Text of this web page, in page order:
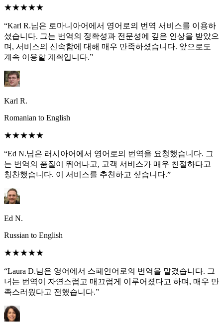
★★★★★
“Karl R.님은 로마니아어에서 영어로의 번역 서비스를 이용하
셨습니다. 그는 번역의 정확성과 전문성에 깊은 인상을 받았으
며, 서비스의 신속함에 대해 매우 만족하셨습니다. 앞으로도
계속 이용할 계획입니다.”
Karl R.
Romanian to English
★★★★★
“Ed N.님은 러시아어에서 영어로의 번역을 요청했습니다. 그
는 번역의 품질이 뛰어나고, 고객 서비스가 매우 친절하다고
칭찬했습니다. 이 서비스를 추천하고 싶습니다.”
Ed N.
Russian to English
★★★★★
“Laura D.님은 영어에서 스페인어로의 번역을 맡겼습니다. 그
녀는 번역이 자연스럽고 매끄럽게 이루어졌다고 하며, 매우 만
족스러웠다고 전했습니다.”